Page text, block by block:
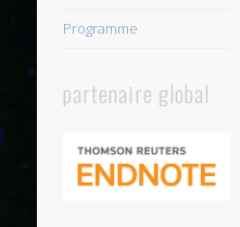
Programme
partenaire global